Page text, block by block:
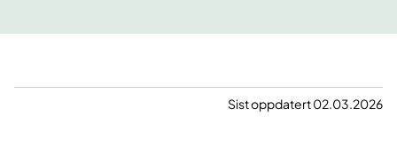
Sist oppdatert 02.03.2026